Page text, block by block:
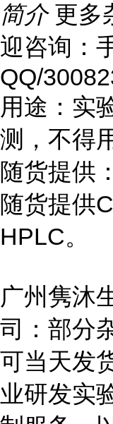
简介 更多
迎咨询：
QQ/
用途：实
测，不得
随货提供
随货提供
HPLC。
广州隽沐
司：部分
可当天发
业研发实